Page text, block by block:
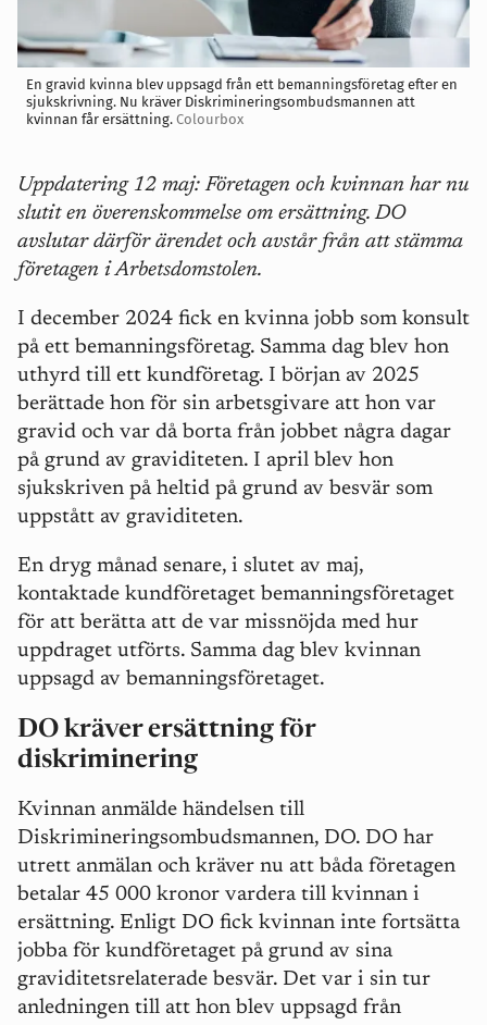
En gravid kvinna blev uppsagd från ett bemanningsföretag efter en
sjukskrivning. Nu kräver Diskrimineringsombudsmannen att
kvinnan får ersättning. Colourbox
Uppdatering 12 maj: Företagen och kvinnan har nu
slutit en överenskommelse om ersättning. DO
avslutar därför ärendet och avstår från att stämma
företagen i Arbetsdomstolen.
I december 2024 fick en kvinna jobb som konsult
på ett bemanningsföretag. Samma dag blev hon
uthyrd till ett kundföretag. I början av 2025
berättade hon för sin arbetsgivare att hon var
gravid och var då borta från jobbet några dagar
på grund av graviditeten. I april blev hon
sjukskriven på heltid på grund av besvär som
uppstått av graviditeten.
En dryg månad senare, i slutet av maj,
kontaktade kundföretaget bemanningsföretaget
för att berätta att de var missnöjda med hur
uppdraget utförts. Samma dag blev kvinnan
uppsagd av bemanningsföretaget.
DO kräver ersättning för
diskriminering
Kvinnan anmälde händelsen till
Diskrimineringsombudsmannen, DO. DO har
utrett anmälan och kräver nu att båda företagen
betalar 45 000 kronor vardera till kvinnan i
ersättning. Enligt DO fick kvinnan inte fortsätta
jobba för kundföretaget på grund av sina
graviditetsrelaterade besvär. Det var i sin tur
anledningen till att hon blev uppsagd från